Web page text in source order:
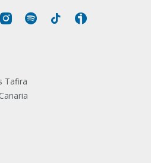
Instagram
Spotify Tiktok
Tafira